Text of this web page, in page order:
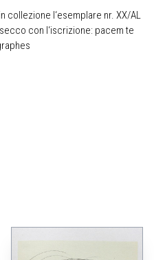
collezione l‘esemplare nr. XX/AL
con l‘iscrizione: pacem te